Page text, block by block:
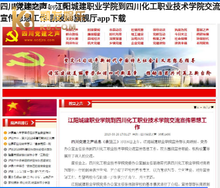
四川党建之声：江阳城建职业学院到四川化工职业技术学院交流
宣传思想工作-凯发k8旗舰厅app下载
凯发k8旗舰厅app下载
四川党建之声：江阳城建职业学院到四川化工职业技术学院交流宣传思想工作